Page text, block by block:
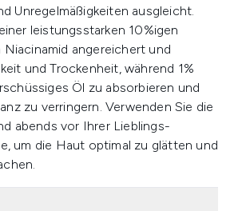
Unregelmäßigkeiten ausgleicht.
leistungsstarken 10%igen
angereichert und
und Trockenheit, während 1%
Öl zu absorbieren und
zu verringern. Verwenden Sie die
abends vor Ihrer Lieblings-
um die Haut optimal zu glätten und